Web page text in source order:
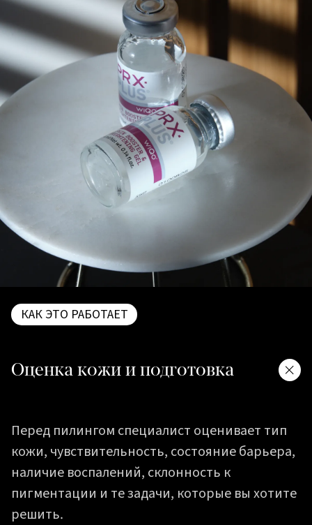
КАК ЭТО РАБОТАЕТ
Оценка кожи и подготовка
Перед пилингом специалист оценивает тип
кожи, чувствительность, состояние барьера,
наличие воспалений, склонность к
пигментации и те задачи, которые вы хотите
решить.